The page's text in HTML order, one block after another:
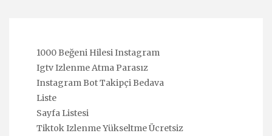
1000 Beğeni Hilesi Instagram
Igtv Izlenme Atma Parasız
Instagram Bot Takipçi Bedava
Liste
Sayfa Listesi
Tiktok Izlenme Yükseltme Ücretsiz